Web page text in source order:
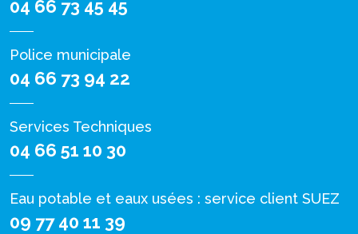
04 66 73 45 45
Police municipale
04 66 73 94 22
Services Techniques
04 66 51 10 30
Eau potable et eaux usées : service client SUEZ
09 77 40 11 39